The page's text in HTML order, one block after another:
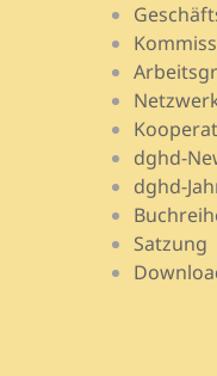
dghd-
dghd-
Satzung